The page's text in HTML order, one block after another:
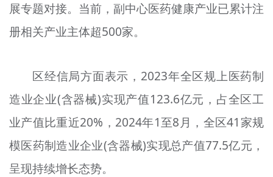
北京宣传文化引导基金
专题
资料库
+
展专题对接。当前，副中心医药健康产业已累计注
册相关产业主体超500家。
区经信局方面表示，2023年全区规上医药制
造业企业(含器械)实现产值123.6亿元，占全区工
业产值比重近20%，2024年1至8月，全区41家规
模医药制造业企业(含器械)实现总产值77.5亿元，
呈现持续增长态势。